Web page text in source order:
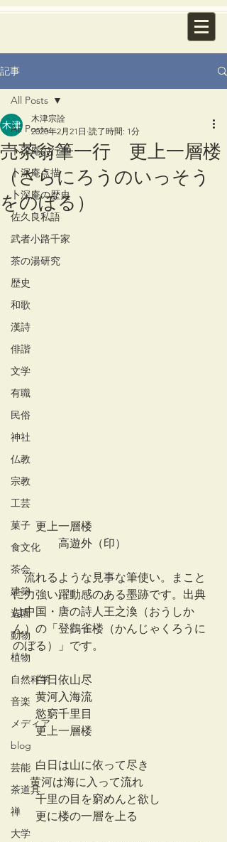
記事
All Posts
卜深庵の行事
卜深庵点描
卜深庵の歴史
佐久良私語
武者小路千家
茶の湯研究
歴史
和歌
漢詩
俳諧
文学
有職
民俗
神社
仏教
宗教
工芸
菓子
食文化
茶会
建築
造園
動物
植物
自然科学
音楽
メディア
blog
芸能
茶道具
禅
大学
All Posts
売茶翁筆一行 更上一層楼
（さらにろうのいっそう
をのぼる）
木津宗詮
2020年2月21日 読了時間: 1分
更上一層楼
高遊外（印）
流れるような見事な筆使い。まこと
に力強い躍動感のある墨跡です。出典
は中国・唐の詩人王之渙（おうしか
ん）の「登鸛雀楼（かんじゃくろうに
のぼる）」です。
白日依山尽
黄河入海流
慾窮千里目
更上一層楼
白日は山に依って尽き
      黄河は海に入って流れ
千里の目を窮めんと欲し
更に楼の一層を上る